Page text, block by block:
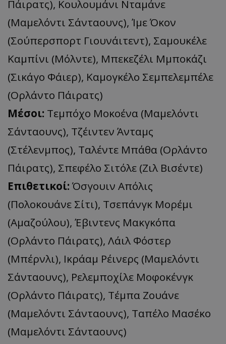
Πάιρατς), Κουλουμάνι Νταμάνε
(Μαμελόντι Σάνταουνς), Ίμε Όκον
(Σούπερσπορτ Γιουνάιτεντ), Σαμουκέλε
Καμπίνι (Μόλντε), Μπεκεζέλι Μμποκάζι
(Σικάγο Φάιερ), Καμογκέλο Σεμπελεμπέλε
(Ορλάντο Πάιρατς)
Μέσοι: Τεμπόχο Μοκοένα (Μαμελόντι
Σάνταουνς), Τζέιντεν Άνταμς
(Στέλενμπος), Ταλέντε Μπάθα (Ορλάντο
Πάιρατς), Σπεφέλο Σιτόλε (Ζιλ Βισέντε)
Επιθετικοί: Όσγουιν Απόλις
(Πολοκουάνε Σίτι), Τσεπάνγκ Μορέμι
(Αμαζούλου), Έβιντενς Μακγκόπα
(Ορλάντο Πάιρατς), Λάιλ Φόστερ
(Μπέρνλι), Ικράαμ Ρέινερς (Μαμελόντι
Σάνταουνς), Ρελεμποχίλε Μοφοκένγκ
(Ορλάντο Πάιρατς), Τέμπα Ζουάνε
(Μαμελόντι Σάνταουνς), Ταπέλο Μασέκο
(Μαμελόντι Σάνταουνς)